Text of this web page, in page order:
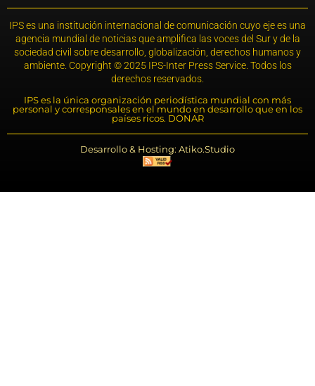
IPS es una institución internacional de comunicación cuyo eje es una
agencia mundial de noticias que amplifica las voces del Sur y de la
sociedad civil sobre desarrollo, globalización, derechos humanos y
ambiente. Copyright © 2025 IPS-Inter Press Service. Todos los
derechos reservados.
IPS es la única organización periodística mundial con más
personal y corresponsales en el mundo en desarrollo que en los
países ricos. DONAR
Desarrollo & Hosting: Atiko.Studio